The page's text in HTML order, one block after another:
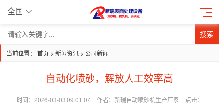
全国
搜索
当前位置： 首页 > 新闻资讯 > 公司新闻
自动化喷砂，解放人工效率高
时间：2026-03-03 09:01:07 作者：新瑞自动喷砂机生产厂家 点击：